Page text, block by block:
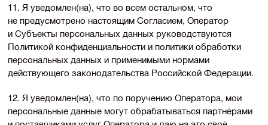
11. Я уведомлен(на), что во всем остальном, что
не предусмотрено настоящим Согласием, Оператор
и Субъекты персональных данных руководствуются
Политикой конфиденциальности и политики обработки
персональных данных и применимыми нормами
действующего законодательства Российской Федерации.
12. Я уведомлен(на), что по поручению Оператора, мои
персональные данные могут обрабатываться партнёрами